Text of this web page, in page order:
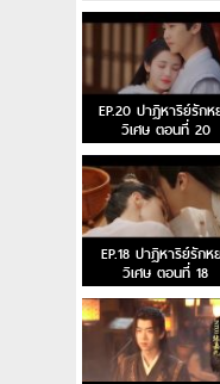
EP.20 ปาฏิหาริย์รัก
วิเศษ ตอนที่ 20
EP.18 ปาฏิหาริย์รักห
วิเศษ ตอนที่ 18